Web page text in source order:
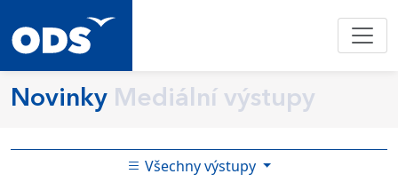
Novinky Mediální výstupy
Všechny výstupy